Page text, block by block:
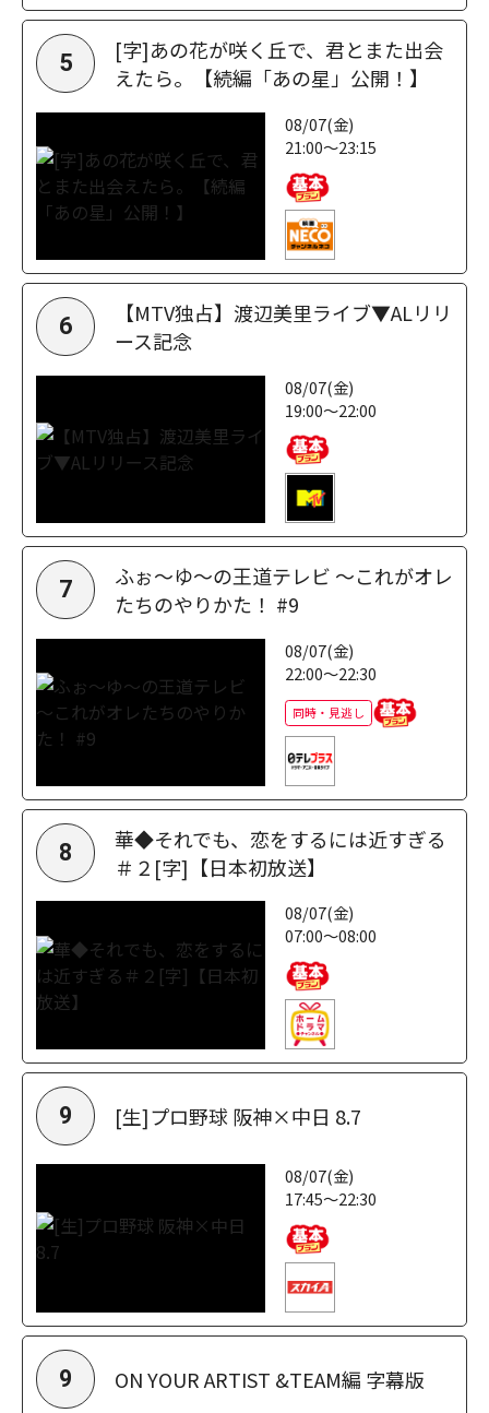
5
[字]あの花が咲く丘で、君とまた出会
えたら。【続編「あの星」公開！】
08/07(金)
21:00～23:15
6
【MTV独占】渡辺美里ライブ▼ALリリ
ース記念
08/07(金)
19:00～22:00
7
ふぉ～ゆ～の王道テレビ ～これがオレ
たちのやりかた！ #9
08/07(金)
22:00～22:30
同時・見逃し
8
華◆それでも、恋をするには近すぎる
＃２[字]【日本初放送】
08/07(金)
07:00～08:00
9 [生]プロ野球 阪神×中日 8.7
08/07(金)
17:45～22:30
9 ON YOUR ARTIST &TEAM編 字幕版